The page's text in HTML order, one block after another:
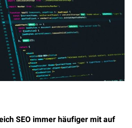
SEO immer häufiger mit auf